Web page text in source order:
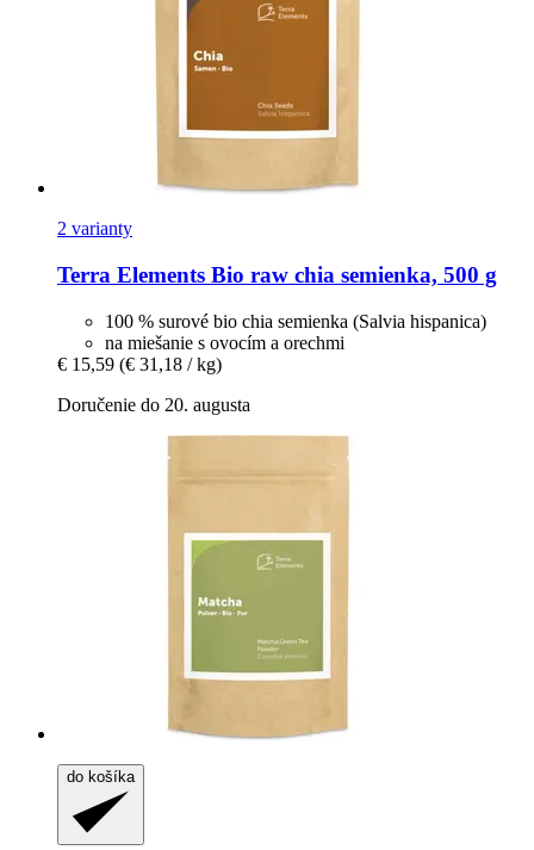
2 varianty
Terra Elements Bio raw chia semienka, 500 g
100 % surové bio chia semienka (Salvia hispanica)
na miešanie s ovocím a orechmi
€ 15,59 (€ 31,18 / kg)
Doručenie do 20. augusta
do košíka